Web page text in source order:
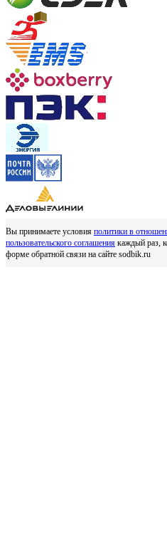
Вы принимаете условия политики в
пользовательского соглашения каждый раз,
форме обратной связи на сайте sodbik.ru